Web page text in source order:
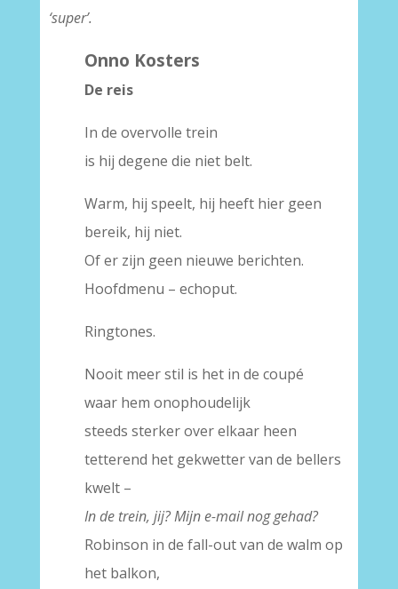
‘super’.
Onno Kosters
De reis
In de overvolle trein
is hij degene die niet belt.
Warm, hij speelt, hij heeft hier geen
bereik, hij niet.
Of er zijn geen nieuwe berichten.
Hoofdmenu – echoput.
Ringtones.
Nooit meer stil is het in de coupé
waar hem onophoudelijk
steeds sterker over elkaar heen
tetterend het gekwetter van de bellers
kwelt –
In de trein, jij? Mijn e-mail nog gehad?
Robinson in de fall-out van de walm op
het balkon,